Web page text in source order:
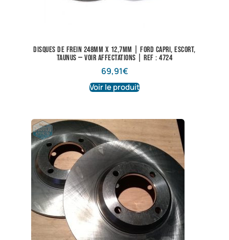
Disques de frein 248mm X 12,7mm | Ford Capri, Escort,
Taunus — voir affectations | Ref : 4724
69,91€
Voir le produit